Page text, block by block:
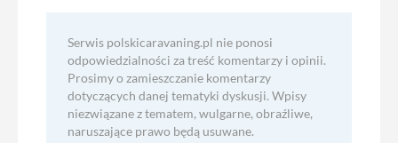
Serwis polskicaravaning.pl nie ponosi
odpowiedzialności za treść komentarzy i opinii.
Prosimy o zamieszczanie komentarzy
dotyczących danej tematyki dyskusji. Wpisy
niezwiązane z tematem, wulgarne, obraźliwe,
naruszające prawo będą usuwane.